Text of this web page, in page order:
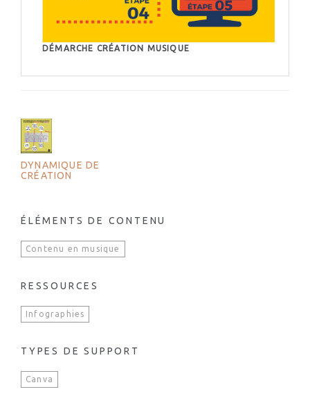
DÉMARCHE CRÉATION MUSIQUE
DYNAMIQUE DE
CRÉATION
ÉLÉMENTS DE CONTENU
Contenu en musique
RESSOURCES
Infographies
TYPES DE SUPPORT
Canva